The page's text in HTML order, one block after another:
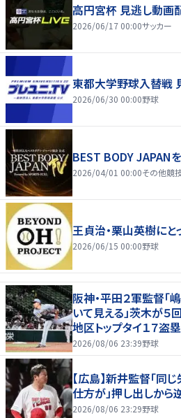
高円宮杯 見逃し動画
2026/06/17 00:00サッカー
東都大学野球入替戦
2026/06/30 00:00野球
BEST BODY JAPANを
2026/04/01 00:00その他競
王貞治・栗山英樹に
2026/06/15 00:00野球
阪神・平田２軍監督「
いて見える」茨木が５
地区トップタイ１７盗塁
2026/08/06 23:39野球
【広島】新井監督「同
仕方が」押し出しか
2026/08/06 23:29野球